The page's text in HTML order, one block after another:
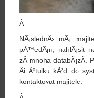
Â
NÃ¡slednÄ› mÃ¡
pÅ™edÃ¡n, nahlÃ¡sit
zÂ mnoha databÃ¡zÃ­.
Äi Ãºtulku kÃ³d do
kontaktovat majitele.